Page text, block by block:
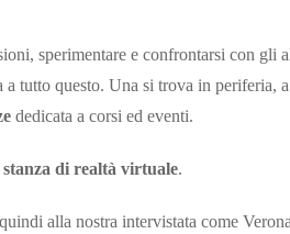
sperimentare e confrontarsi con gli
tutto questo. Una si trova in periferia, a
dedicata a corsi ed eventi.
stanza di realtà virtuale.
alla nostra intervistata come